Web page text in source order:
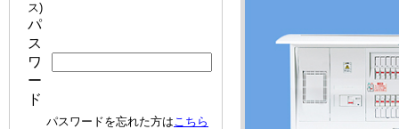
ス)
パ
ス
ワ
ー
ド
パスワードを忘れた方はこちら